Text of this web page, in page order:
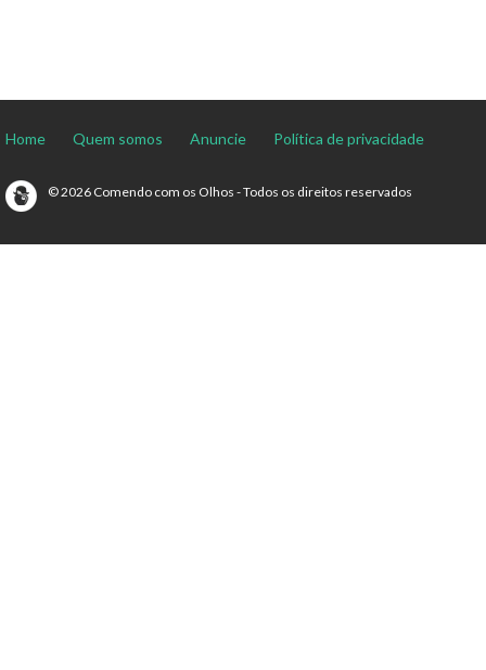
Home Quem somos Anuncie Política de privacidade
© 2026 Comendo com os Olhos - Todos os direitos reservados